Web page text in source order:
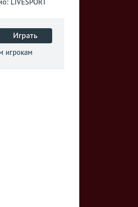
Играть
игрокам